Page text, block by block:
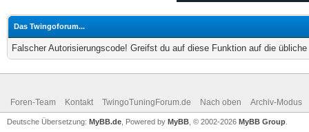
Das Twingoforum...
Falscher Autorisierungscode! Greifst du auf diese Funktion auf die
Foren-Team Kontakt TwingoTuningForum.de Nach oben Archiv-Modus
Deutsche Übersetzung: MyBB.de , Powered by MyBB , © 2002-2026 MyBB Group